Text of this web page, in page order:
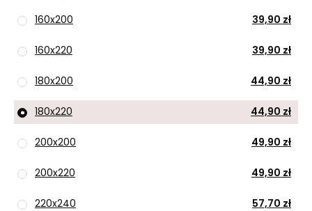
160x200 39,90 zł
160x220 39,90 zł
180x200 44,90 zł
180x220 44,90 zł
200x200 49,90 zł
200x220 49,90 zł
220x240 57,70 zł